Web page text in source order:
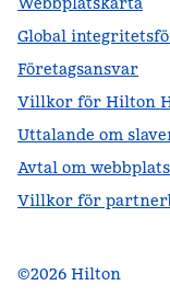
Global
Företagsansvar
Villkor för Hilton
Uttalande om
Avtal om
Villkor för
©2026 Hilton